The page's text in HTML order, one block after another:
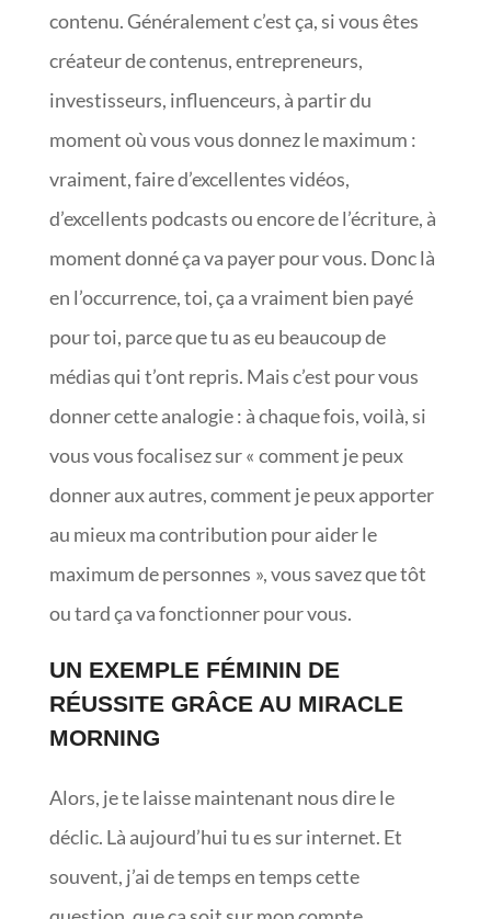
contenu. Généralement c’est ça, si vous êtes
créateur de contenus, entrepreneurs,
investisseurs, influenceurs, à partir du
moment où vous vous donnez le maximum :
vraiment, faire d’excellentes vidéos,
d’excellents podcasts ou encore de l’écriture, à
moment donné ça va payer pour vous. Donc là
en l’occurrence, toi, ça a vraiment bien payé
pour toi, parce que tu as eu beaucoup de
médias qui t’ont repris. Mais c’est pour vous
donner cette analogie : à chaque fois, voilà, si
vous vous focalisez sur « comment je peux
donner aux autres, comment je peux apporter
au mieux ma contribution pour aider le
maximum de personnes », vous savez que tôt
ou tard ça va fonctionner pour vous.
UN EXEMPLE FÉMININ DE
RÉUSSITE GRÂCE AU MIRACLE
MORNING
Alors, je te laisse maintenant nous dire le
déclic. Là aujourd’hui tu es sur internet. Et
souvent, j’ai de temps en temps cette